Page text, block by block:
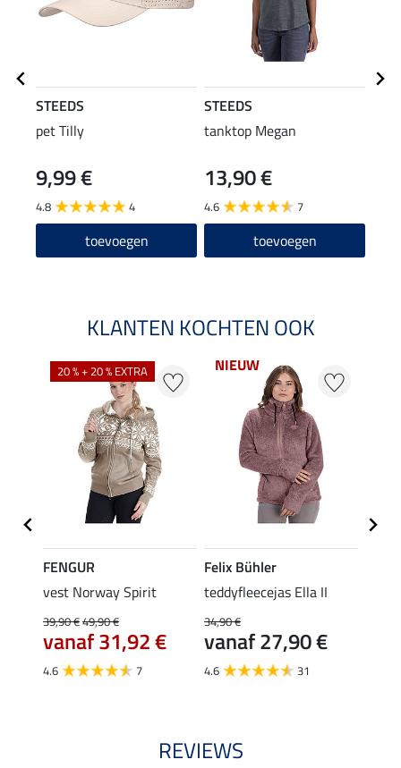
STEEDS
pet Tilly
9,99 €
4.8 4
toevoegen
STEEDS
tanktop Megan
13,90 €
4.6 7
toevoegen
KLANTEN KOCHTEN OOK
20 % + 20 % EXTRA
FENGUR
vest Norway Spirit
39,90 €49,90 €
vanaf 31,92 €
4.6 7
NIEUW
Felix Bühler
teddyfleecejas Ella II
34,90 €
vanaf 27,90 €
4.6 31
REVIEWS